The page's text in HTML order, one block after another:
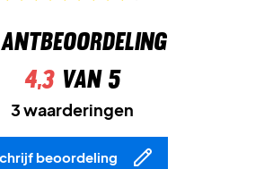
4,3van 5
3 waarderingen
beoordeling